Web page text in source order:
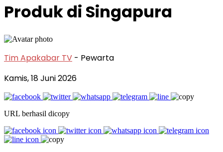
Produk di Singapura
Tim Apakabar TV - Pewarta
Kamis, 18 Juni 2026
URL berhasil dicopy